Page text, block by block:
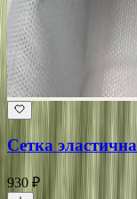
Сетка
930 ₽